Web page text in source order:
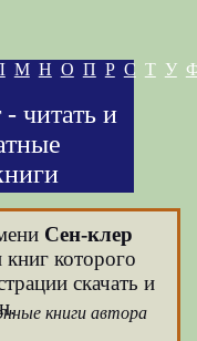
М Н О П Р С Т У
читать и
Сен-клер
которого
скачать и
книги автора